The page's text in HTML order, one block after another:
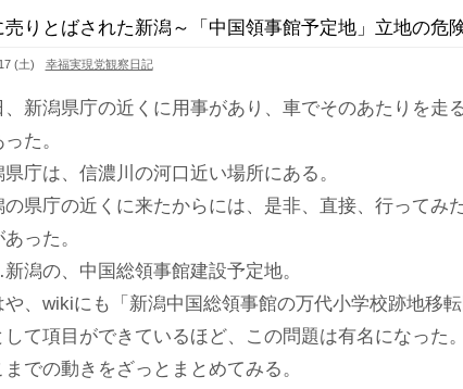
売りとばされた新潟～「中国領事館予定地」立地の危
(土) 幸福実現党観察日記
新潟県庁の近くに用事があり、車でそのあたりを走
た。
庁は、信濃川の河口近い場所にある。
県庁の近くに来たからには、是非、直接、行ってみ
った。
の、中国総領事館建設予定地。
、wikiにも「新潟中国総領事館の万代小学校跡地移
して項目ができているほど、この問題は有名になった。
での動きをざっとまとめてみる。